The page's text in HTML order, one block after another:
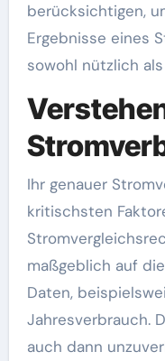
berücksichtigen,
Ergebnisse eines
sowohl nützlich
Ihr genauer
kritischsten
maßgeblich auf
Daten,
Jahresverbrauch.
auch dann